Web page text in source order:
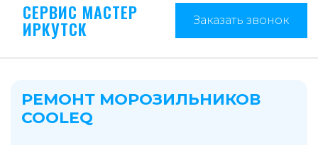
СЕРВИС МАСТЕР
ИРКУТСК Заказать звонок
РЕМОНТ МОРОЗИЛЬНИКОВ
COOLEQ